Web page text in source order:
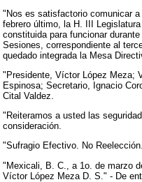
"Nos es satisfactorio comunicar
febrero último, la H. III
constituida para funcionar
Sesiones, correspondiente al
quedado integrada la Mesa
"Presidente, Víctor López Meza;
Espinosa; Secretario, Ignacio
Cital Valdez.
"Reiteramos a usted las
consideración.
"Sufragio Efectivo. No Reelección.
"Mexicali, B. C., a 1o. de marzo
Víctor López Meza D. S." - De